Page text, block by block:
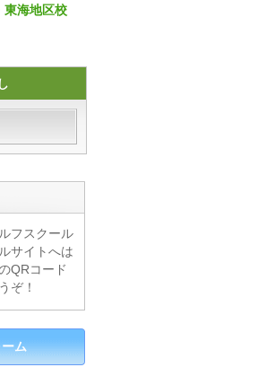
東海地区校
フスクール
サイトへは
QRコード
ぞ！
ム